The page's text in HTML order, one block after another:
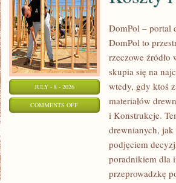
JULY - 8 - 2026
COMMENTS OFFON
FINANSOWANIE
DomPol – portal
DomPol to
rzeczowe
skupia się na
wtedy, gdy ktoś
materiałów
i Konstrukcje.
drewnianych,
podjęciem
poradnikiem dla
przeprowadzkę